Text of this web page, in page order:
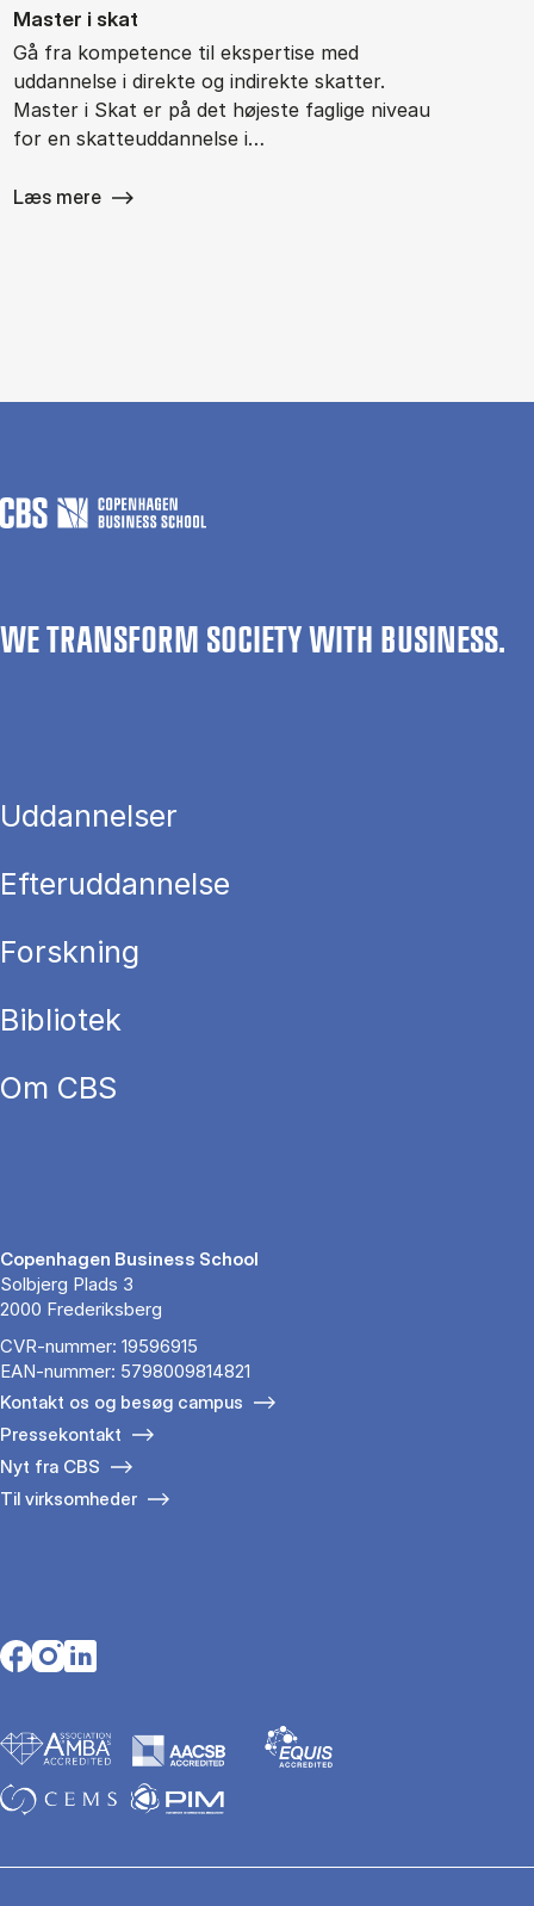
Ma­ster i skat
Gå fra kompetence til ekspertise med
uddannelse i direkte og indirekte skatter.
Master i Skat er på det højeste faglige niveau
for en skatteuddannelse i…
Læs mere
WE TRANSFORM SOCIETY WITH BUSINESS.
Uddannelser
Efteruddannelse
Forskning
Bibliotek
Om CBS
Copenhagen Business School
Solbjerg Plads 3
2000 Frederiksberg
CVR-nummer: 19596915
EAN-nummer: 5798009814821
Kontakt os og besøg campus
Pressekontakt
Nyt fra CBS
Til virksomheder
Opens in a new tab
Opens in a new tab
Opens in a new tab